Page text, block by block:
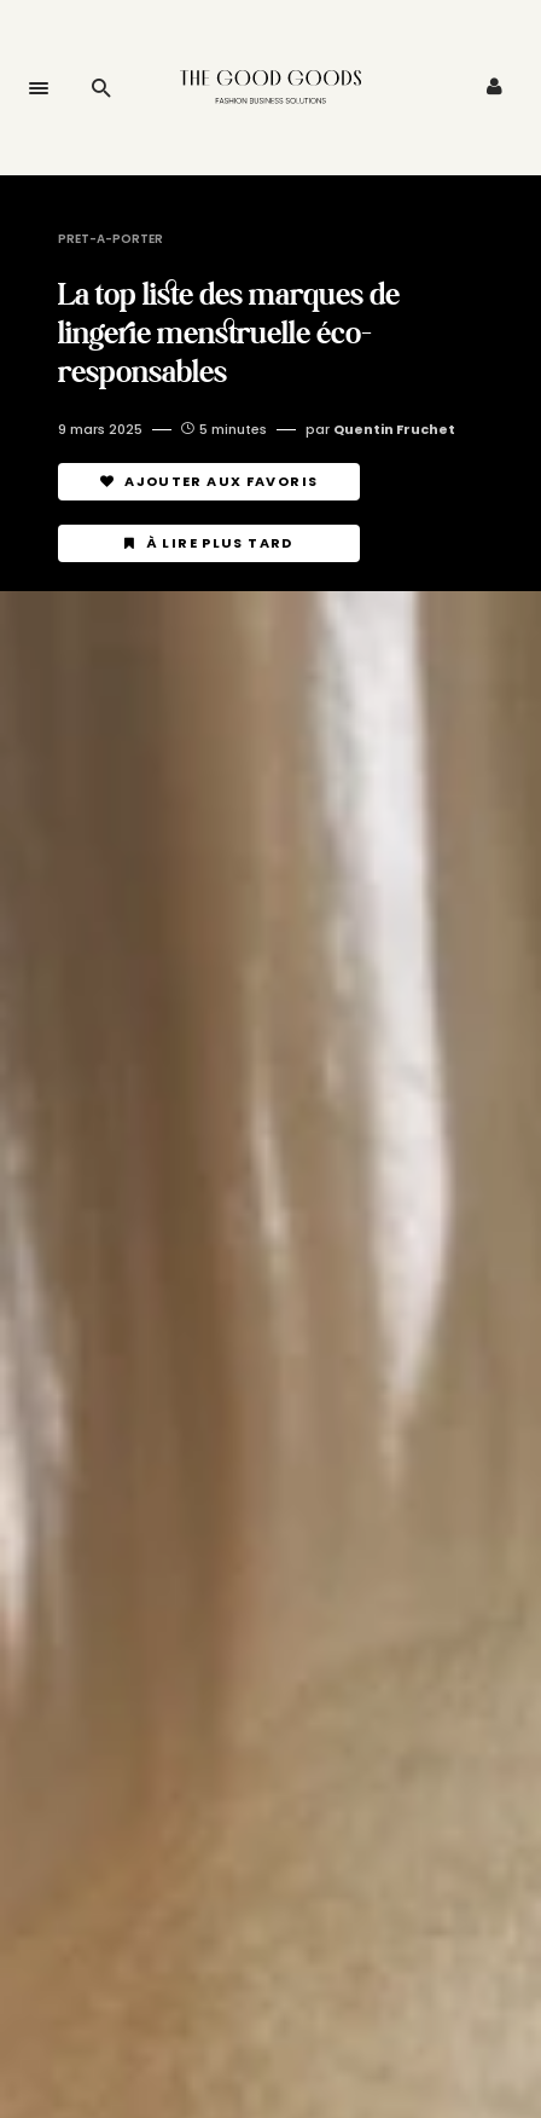
PRET-A-PORTER
La top liste des marques de
lingerie menstruelle éco-
responsables
9 mars 2025 5 minutes par Quentin Fruchet
AJOUTER AUX FAVORIS
À LIRE PLUS TARD